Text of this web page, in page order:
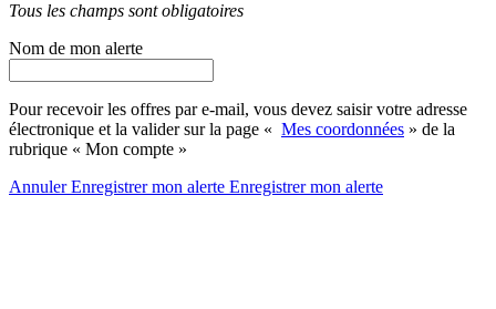
Tous les champs sont obligatoires
Nom de mon alerte
Pour recevoir les offres par e-mail, vous devez saisir votre adresse
électronique et la valider sur la page « Mes coordonnées » de la
rubrique « Mon compte »
AnnulerEnregistrer mon alerte Enregistrermon alerte